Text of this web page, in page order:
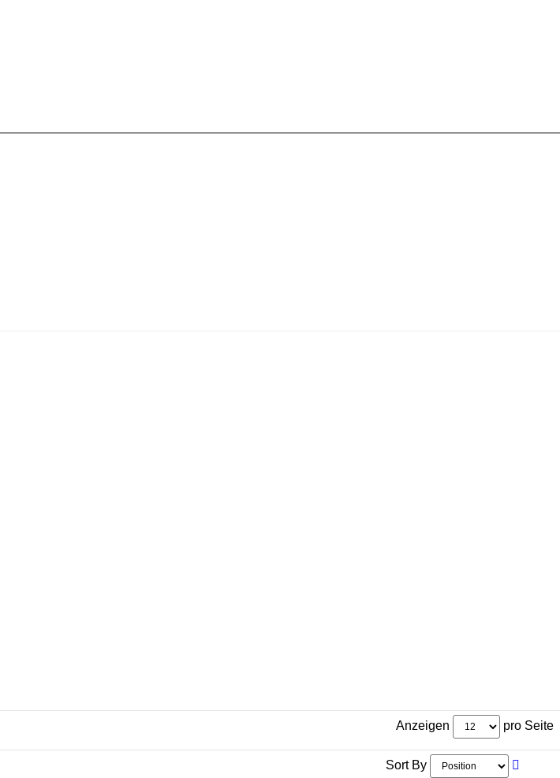
Anzeigen pro Seite
Sort By